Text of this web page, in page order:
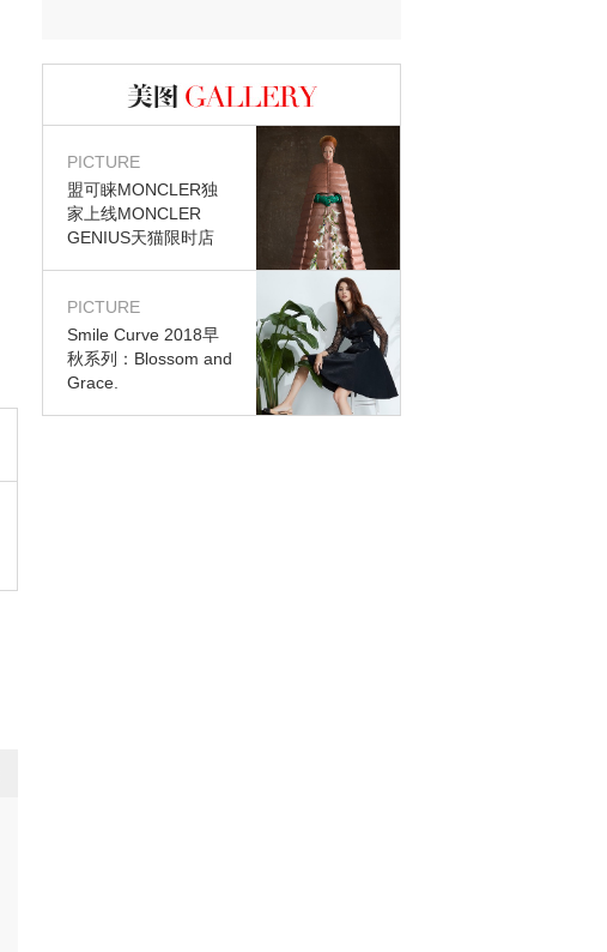
图库
PICTURE
盟可睐MONCLER独
家上线MONCLER
GENIUS天猫限时店
PICTURE
Smile Curve 2018早
秋系列：Blossom and
Grace.